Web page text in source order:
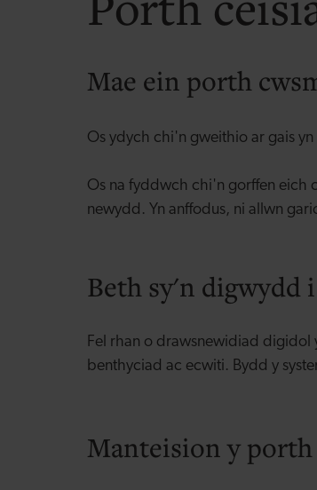
Mae ein porth
Os ydych chi'n gweithio ar gais
Os na fyddwch chi'n gorffen eich
newydd. Yn anffodus, ni allwn
Beth sy'n digwydd
Fel rhan o drawsnewidiad digidol
benthyciad ac ecwiti. Bydd y
Manteision y